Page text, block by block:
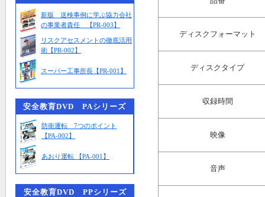
新版 送検事例に学ぶ協力会社
の事業者責任 【PR-003】
リスクアセスメントの徹底活用
術【PR-002】
スーパー工事所長【PR-001】
安全教育DVD PAシリーズ
防衛運転 7つのポイント
【PA-002】
あおり運転 【PA-001】
安全教育DVD PPシリーズ
ディスクフォーマット
ディスクタイプ
収録時間
映像
音声